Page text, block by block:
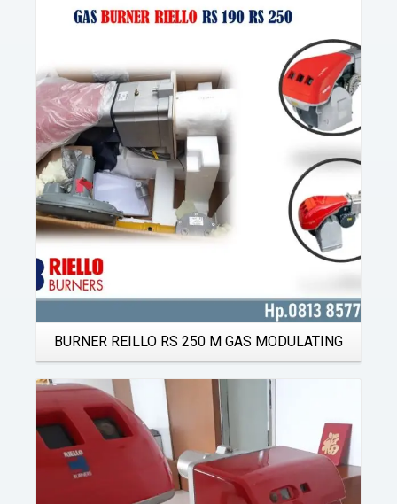
Details
BURNER REILLO RS 250 M GAS MODULATING
Details